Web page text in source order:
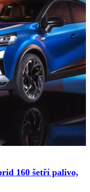
160 šetří palivo,